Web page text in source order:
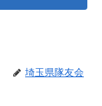
埼玉県隊友会